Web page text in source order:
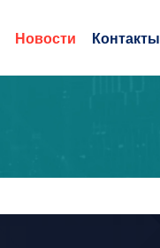
Новости Контакты